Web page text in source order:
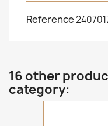
Reference
16 other
category: